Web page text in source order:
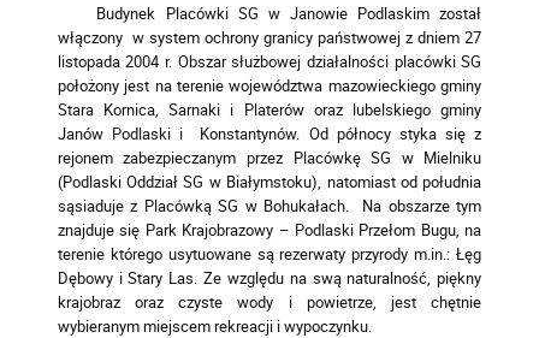
Budynek Placówki SG w Janowie Podlaskim został
włączony w system ochrony granicy państwowej z dniem 27
listopada 2004 r. Obszar służbowej działalności placówki SG
położony jest na terenie województwa mazowieckiego gminy
Stara Kornica, Sarnaki i Platerów oraz lubelskiego gminy
Janów Podlaski i Konstantynów. Od północy styka się z
rejonem zabezpieczanym przez Placówkę SG w Mielniku
(Podlaski Oddział SG w Białymstoku), natomiast od południa
sąsiaduje z Placówką SG w Bohukałach. Na obszarze tym
znajduje się Park Krajobrazowy – Podlaski Przełom Bugu, na
terenie którego usytuowane są rezerwaty przyrody m.in.: Łęg
Dębowy i Stary Las. Ze względu na swą naturalność, piękny
krajobraz oraz czyste wody i powietrze, jest chętnie
wybieranym miejscem rekreacji i wypoczynku.